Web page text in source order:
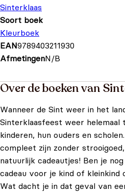
Sinterklaas
Soort boek
Kleurboek
EAN9789403211930
AfmetingenN/B
Over de boeken van
Wanneer de Sint weer in het
Sinterklaasfeest weer helemaal
kinderen, hun ouders en
compleet zijn zonder
natuurlijk cadeautjes! Ben je
cadeau voor je kind of kleinkind
Wat dacht je in dat geval van